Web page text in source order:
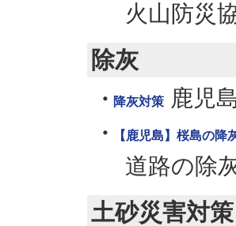
火山防災
除灰
降灰対策 鹿児
【鹿児島】桜島の
道路の除
土砂災害対